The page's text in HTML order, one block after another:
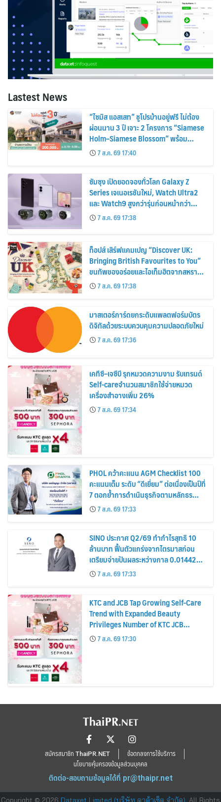
Lastest News
“ไซมิส แอสเสท” ชูโปรบ้านอยู่ฟรี ไม่ต้อง
ผ่อนนาน 3 ปี เจาะ 2 โครงการ “Siamese
Holm–Siamese Blossom” พร้อม
ส่วนลดและสิทธิพิเศษถึง 31 สิงหาคม
2569
7 ส.ค. 69 17:40
ซัมซุง เปิดยอดจองทั่วโลก Galaxy Z
Series เจเนอเรชันใหม่, Watch Ultra2
และ Watch9 สูงกว่ารุ่นก่อนหน้ากว่า
30%7 ส.ค. 69 17:38
ท็อปส์ เสิร์ฟแคมเปญ “Discover UK:
Bringing British Favourites to You”
ขนทัพของอร่อยและไอเท็มฮิตจากสหราช
อาณาจักร ส่งตรงถึงมือตั้งแต่วันนี้ – 18
สิงหาคมนี้
7 ส.ค. 69 17:38
มาสเตอร์การ์ดยกระดับแพลตฟอร์มบัตร
ดิจิทัลด้วยระบบควบคุมความปลอดภัยใหม่
7 ส.ค. 69 17:36
เคทีซี–เจซีบี รุกหมวดความงาม รับเทรนด์
Self-careจำนวนสมาชิกใช้จ่ายหมวด
เครื่องสำอางเพิ่ม 26%
7 ส.ค. 69 17:34
PHOL คว้าคะแนน AGM Checklist 100
คะแนนเต็ม ระดับ “ดีเยี่ยม” ต่อเนื่องเป็นปีที่
7 ตอกย้ำการดำเนินธุรกิจตามหลักธร
รมาภิบาล โปร่งใส สร้างความเชื่อมั่นผู้ถือ
หุ้น
7 ส.ค. 69 17:33
SINO ประกาศ Q2/69 ทำกำไรสุทธิ 10
ล้านบาท ฟื้นตัวแกร่งจากไตรมาสก่อน
เตรียมจ่ายปันผลระหว่างกาล 0.014423
บาทต่อหุ้น ครึ่งปีหลังมุ่งเติบโตต่อเนื่อง
7 ส.ค. 69 17:33
KTC and JCB Tap Growing Self-Care
Trend with Expanded Beauty
Privileges Number of KTC JCB
Cardmembers Spending on
Cosmetics Rises 26%
7 ส.ค. 69 17:30
สมัครสมาชิก ThaiPR.NET
ข้อตกลงการใช้บริการ
นโยบายคุ้มครองข้อมูลส่วนบุคคล
ติดต่อ-สอบถามข้อมูลได้ที่ pr@thaipr.net